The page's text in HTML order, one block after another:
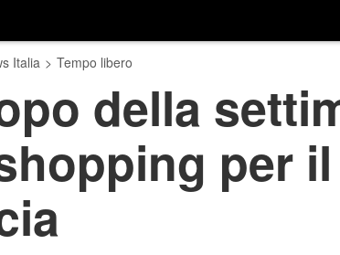
Italia > Tempo libero
della
per